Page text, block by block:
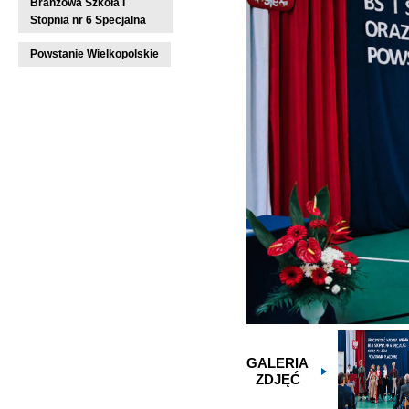
Branżowa Szkoła I
Stopnia nr 6 Specjalna
Powstanie Wielkopolskie
GALERIA
ZDJĘĆ